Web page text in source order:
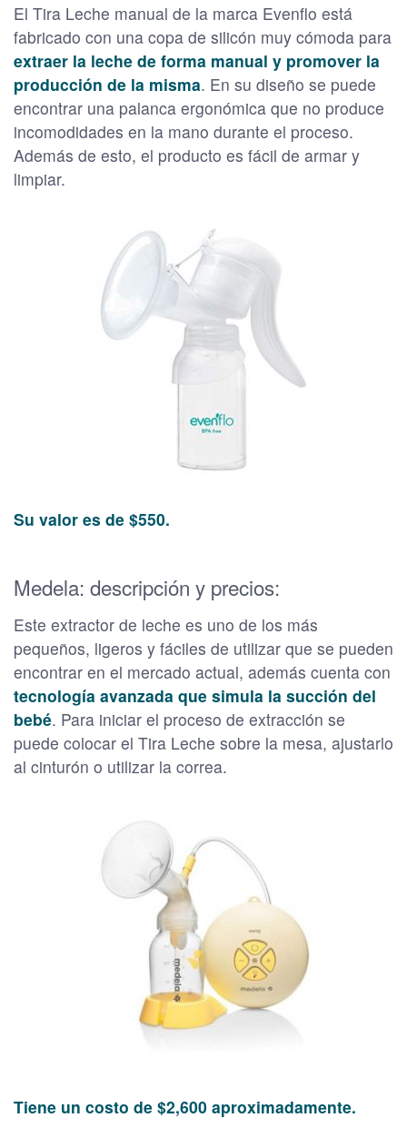
El Tira Leche manual de la marca Evenflo está
fabricado con una copa de silicón muy cómoda para
extraer la leche de forma manual y promover la
producción de la misma. En su diseño se puede
encontrar una palanca ergonómica que no produce
incomodidades en la mano durante el proceso.
Además de esto, el producto es fácil de armar y
limpiar.
Su valor es de $550.
Medela: descripción y precios:
Este extractor de leche es uno de los más
pequeños, ligeros y fáciles de utilizar que se pueden
encontrar en el mercado actual, además cuenta con
tecnología avanzada que simula la succión del
bebé. Para iniciar el proceso de extracción se
puede colocar el Tira Leche sobre la mesa, ajustarlo
al cinturón o utilizar la correa.
Tiene un costo de $2,600 aproximadamente.